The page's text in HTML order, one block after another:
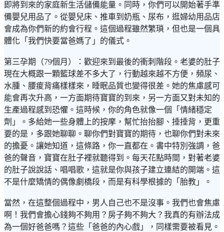
即將到來的家庭新生活儲備能量。同時，你們可以開始著手準
備嬰兒用品了。從嬰兒床、推車到奶瓶、尿布，逛婦幼用品店
會成為你們新的約會行程。這個過程雖然繁瑣，但也是一個具
體化「我們快要當爸媽了」的儀式。
第三孕期（79個月）：歡迎來到最後的衝刺階段。老婆的肚子
現在大概跟一顆籃球差不多大了，行動越來越不方便，頻尿、
水腫、腰痠背痛樣樣來，睡眠品質也變得很差。她的焦慮感可
能會再次升高，一方面期待寶寶的到來，另一方面又對未知的
生產過程感到恐懼。這時候，你的角色就像一個「情緒穩定
劑」。多給她一些身體上的按摩，幫忙抬抬腳、捶捶背，更重
要的是，多跟她聊聊。聊你們對寶寶的期待，也聊你們對未來
的擔憂。讓她知道，這條路，你一直都在。書中特別強調，爸
爸的聲音，寶寶在肚子裡就聽得到。每天花點時間，對著老婆
的肚子說說話、唱唱歌，這就是你與孩子建立連結的開端。這
不是什麼矯情的偶像劇橋段，而是有科學根據的「胎教」。
當然，在這整個過程中，男人自己也不是沒事。我們也會焦慮
啊！我們會擔心錢夠不夠用？房子夠不夠大？我真的有辦法成
為一個好爸爸嗎？這些「爸爸的內心戲」，同樣需要被看見。